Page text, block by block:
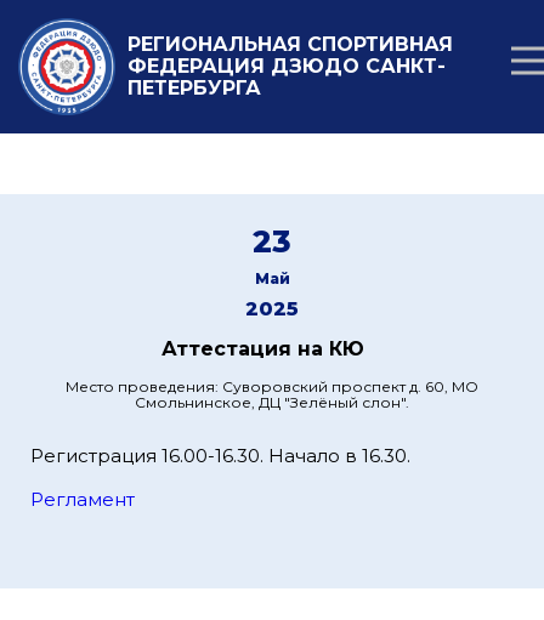
РЕГИОНАЛЬНАЯ СПОРТИВНАЯ
ФЕДЕРАЦИЯ ДЗЮДО САНКТ-
ПЕТЕРБУРГА
23
Май
2025
Аттестация на КЮ
Место проведения: Суворовский проспект д. 60, МО
Смольнинское, ДЦ "Зелёный слон".
Регистрация 16.00-16.30. Начало в 16.30.
Регламент